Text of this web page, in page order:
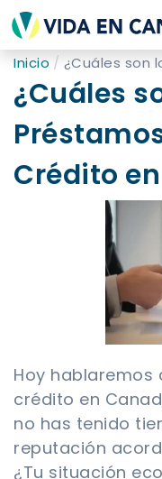
Inicio ¿Cuáles son
¿Cuáles
Crédito
Hoy hablaremos
crédito en
no has tenido
reputación
¿Tu situación